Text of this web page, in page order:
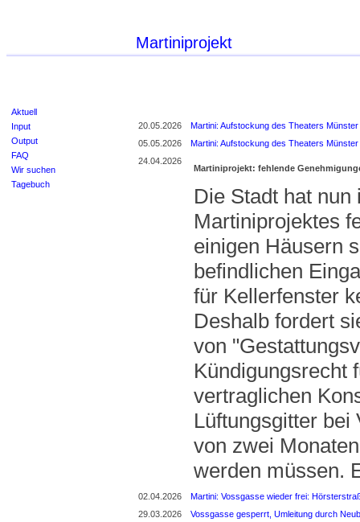
Martiniprojekt
Aktuell
Input
Output
FAQ
Wir suchen
Tagebuch
20.05.2026
Martini: Aufstockung des Theaters
05.05.2026
Martini: Aufstockung des Theaters
24.04.2026
Martiniprojekt: fehlende
Die Stadt hat
Martiniprojektes
einigen Häusern
befindlichen
für Kellerfenster
Deshalb fordert
von
Kündigungsrecht
vertraglichen
Lüftungsgitter bei
von zwei
werden müssen.
02.04.2026
Martini: Vossgasse wieder frei:
29.03.2026
Vossgasse gesperrt, Umleitung durch